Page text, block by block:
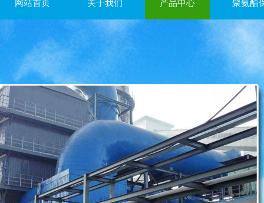
网站首页 关于我们 产品中心 聚氨酯